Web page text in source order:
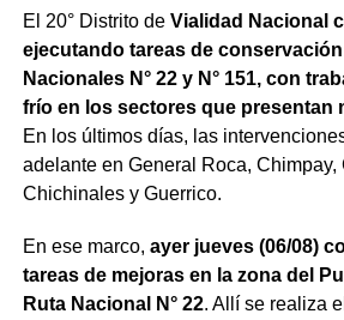
El 20° Distrito de Vialidad Nacional
ejecutando tareas de
Nacionales N° 22 y N° 151, con
frío en los sectores que presentan
En los últimos días, las
adelante en General Roca, Chimpay,
Chichinales y Guerrico.
En ese marco, ayer jueves (06/08)
tareas de mejoras en la zona del
Ruta Nacional N° 22. Allí se realiza